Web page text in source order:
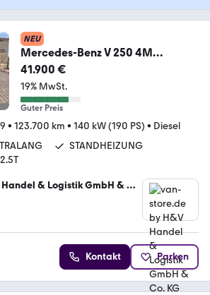
NEU
Mercedes-Benz V 250 4M
EXTRALANG/AMG/LED/STANDHZ
G/BUR/AHK 2.5T
41.900 €
19% MwSt.
Guter Preis
• 123.700 km • 140 kW (190 PS) • Diesel
STANDHEIZUNG
& Logistik GmbH & Co.
Kontakt Parken